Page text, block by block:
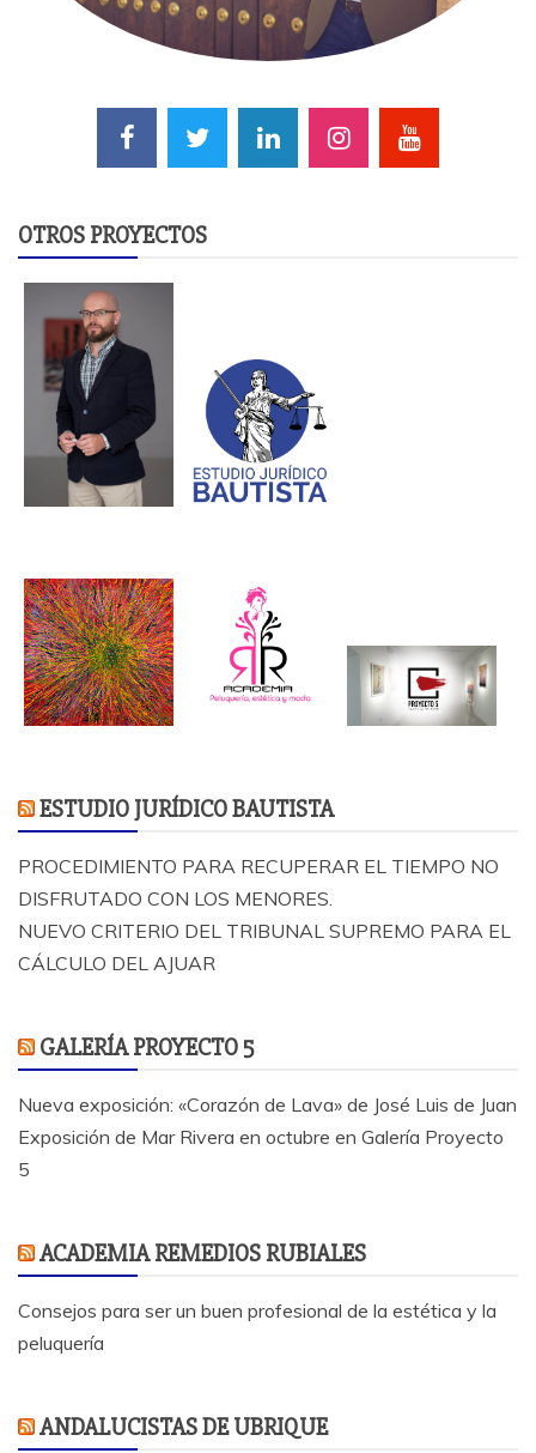
OTROS PROYECTOS
ESTUDIO JURÍDICO BAUTISTA
PROCEDIMIENTO PARA RECUPERAR EL TIEMPO NO
DISFRUTADO CON LOS MENORES.
NUEVO CRITERIO DEL TRIBUNAL SUPREMO PARA EL
CÁLCULO DEL AJUAR
GALERÍA PROYECTO 5
Nueva exposición: «Corazón de Lava» de José Luis de Juan
Exposición de Mar Rivera en octubre en Galería Proyecto
5
ACADEMIA REMEDIOS RUBIALES
Consejos para ser un buen profesional de la estética y la
peluquería
ANDALUCISTAS DE UBRIQUE